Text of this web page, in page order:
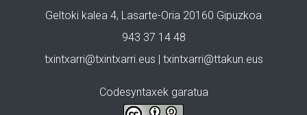
Geltoki kalea 4, Lasarte-Oria 20160 Gipuzkoa
943 37 14 48
txintxarri@txintxarri.eus | txintxarri@ttakun.eus
Codesyntaxek garatua